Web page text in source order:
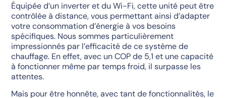
Équipée d’un inverter et du Wi-Fi, cette unité peut être
contrôlée à distance, vous permettant ainsi d’adapter
votre consommation d’énergie à vos besoins
spécifiques. Nous sommes particulièrement
impressionnés par l’efficacité de ce système de
chauffage. En effet, avec un COP de 5,1 et une capacité
à fonctionner même par temps froid, il surpasse les
attentes.
Mais pour être honnête, avec tant de fonctionnalités, le